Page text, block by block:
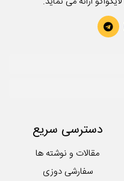
دسترسی سریع
مقالات و نوشته ها
سفارشی دوزی